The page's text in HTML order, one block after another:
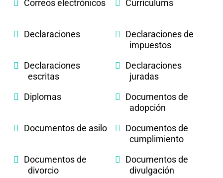
Correos electrónicos
Currículums
Declaraciones
Declaraciones de
impuestos
Declaraciones
escritas
Declaraciones
juradas
Diplomas
Documentos de
adopción
Documentos de asilo
Documentos de
cumplimiento
Documentos de
divorcio
Documentos de
divulgación